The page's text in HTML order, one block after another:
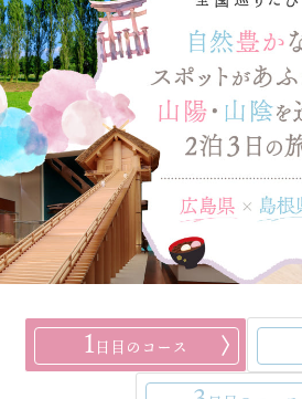
イベント
モデルコース
観光スポット・体験
グルメ
特集
お役立ち情報
1日目のコース